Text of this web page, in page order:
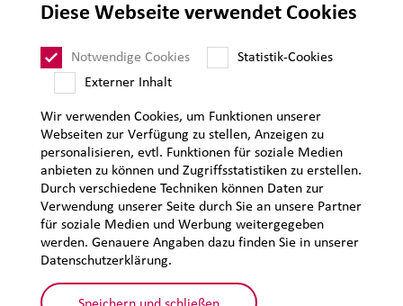
Lieferantenanforderungen
Impressum
Diese Webseite verwendet Cookies
Notwendige Cookies
Statistik-Cookies
Externer Inhalt
Wir verwenden Cookies, um Funktionen unserer
Webseiten zur Verfügung zu stellen, Anzeigen zu
personalisieren, evtl. Funktionen für soziale Medien
anbieten zu können und Zugriffsstatistiken zu erstellen.
Durch verschiedene Techniken können Daten zur
Verwendung unserer Seite durch Sie an unsere Partner
für soziale Medien und Werbung weitergegeben
werden. Genauere Angaben dazu finden Sie in unserer
Datenschutzerklärung.
Speichern und schließen